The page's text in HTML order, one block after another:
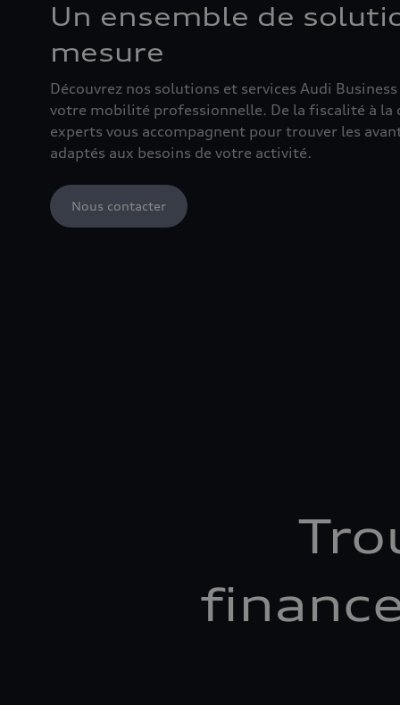
Un ensemble de
mesure
Découvrez nos solutions et services Audi
votre mobilité professionnelle. De la fiscalité à la
experts vous accompagnent pour trouver les
adaptés aux besoins de votre activité.
Nous contacter